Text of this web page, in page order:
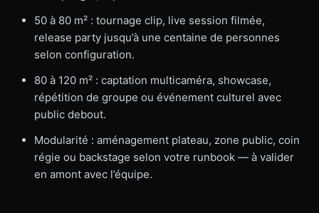
50 à 80 m² : tournage clip, live session filmée,
release party jusqu’à une centaine de personnes
selon configuration.
80 à 120 m² : captation multicaméra, showcase,
répétition de groupe ou événement culturel avec
public debout.
Modularité : aménagement plateau, zone public, coin
régie ou backstage selon votre runbook — à valider
en amont avec l’équipe.